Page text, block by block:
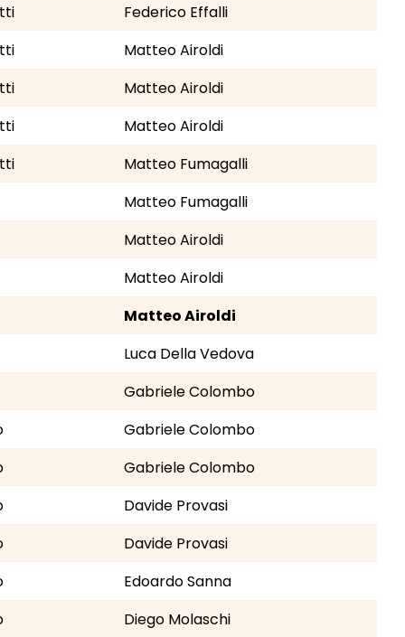
Federico Effalli
Matteo Airoldi
Matteo Airoldi
Matteo Airoldi
Matteo Fumagalli
Matteo Fumagalli
Matteo Airoldi
Matteo Airoldi
Matteo Airoldi
Luca Della Vedova
Gabriele Colombo
Gabriele Colombo
Gabriele Colombo
Davide Provasi
Davide Provasi
Edoardo Sanna
Diego Molaschi